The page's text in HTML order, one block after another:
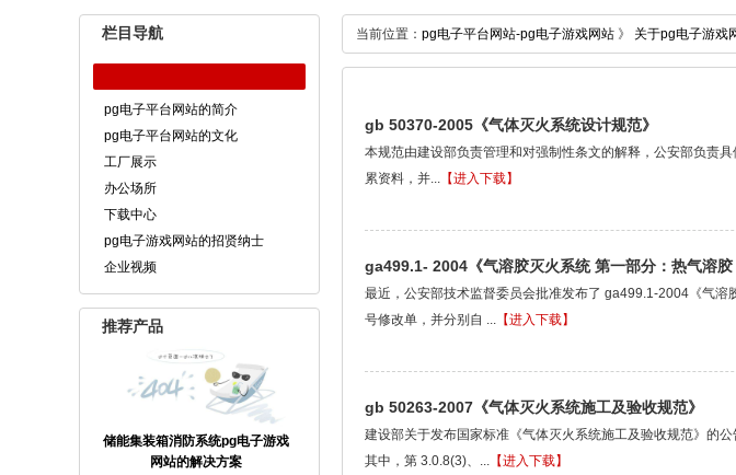
栏目导航
pg电子平台网站的简介
pg电子平台网站的文化
工厂展示
办公场所
下载中心
pg电子游戏网站的招贤纳士
企业视频
推荐产品
储能集装箱消防系统pg电子游戏
网站的解决方案
当前位置： pg电子平台网站-pg电子游戏网站 》 关于pg电子游戏
gb 50370-2005《气体灭火系统设计规范》
本规范由建设部负责管理和对强制性条文的解释，公安部负责
累资料，并... 【进入下载】
ga499.1- 2004《气溶胶灭火系统 第一部分：热气溶胶
最近，公安部技术监督委员会批准发布了 ga499.1-2004《气
号修改单，并分别自 ... 【进入下载】
gb 50263-2007《气体灭火系统施工及验收规范》
建设部关于发布国家标准《气体灭火系统施工及验收规范》的
其中，第 3.0.8(3)、... 【进入下载】